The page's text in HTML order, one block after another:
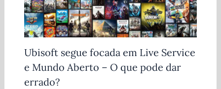
Ubisoft segue focada em Live Service
e Mundo Aberto – O que pode dar
errado?